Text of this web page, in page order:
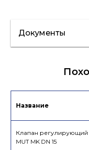
Документы
Декларация
Лист данных
Название
Клапан регулирующий
MUT MK DN 15